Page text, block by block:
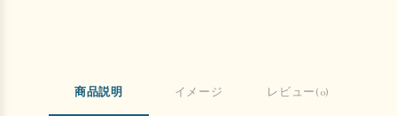
商品説明 イメージ レビュー(0)